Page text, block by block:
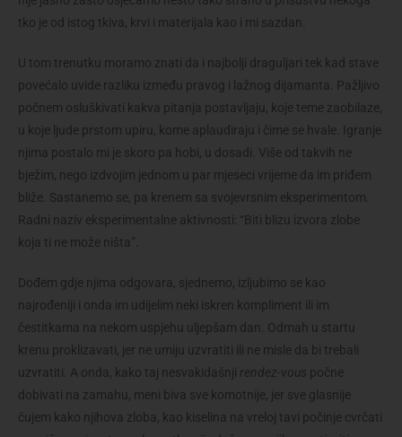
tko je od istog tkiva, krvi i materijala kao i mi sazdan.
U tom trenutku moramo znati da i najbolji draguljari tek kad stave
povećalo uvide razliku između pravog i lažnog dijamanta. Pažljivo
počnem osluškivati kakva pitanja postavljaju, koje teme zaobilaze,
u koje ljude prstom upiru, kome aplaudiraju i čime se hvale. Igranje
njima postalo mi je skoro pa hobi, u dosadi. Više od takvih ne
bježim, nego izdvojim jednom u par mjeseci vrijeme da im priđem
bliže. Sastanemo se, pa krenem sa svojevrsnim eksperimentom.
Radni naziv eksperimentalne aktivnosti: “Biti blizu izvora zlobe
koja ti ne može ništa”.
Dođem gdje njima odgovara, sjednemo, izljubimo se kao
najrođeniji i onda im udijelim neki iskren kompliment ili im
čestitkama na nekom uspjehu uljepšam dan. Odmah u startu
krenu proklizavati, jer ne umiju uzvratiti ili ne misle da bi trebali
uzvratiti. A onda, kako taj nesvakidašnji rendez-vous počne
dobivati na zamahu, meni biva sve komotnije, jer sve glasnije
čujem kako njihova zloba, kao kiselina na vreloj tavi počinje cvrčati